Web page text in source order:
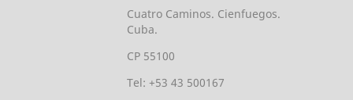
Cuatro Caminos. Cienfuegos.
Cuba.
CP 55100
Tel: +53 43 500167